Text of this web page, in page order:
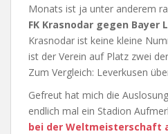
Monats ist ja unter anderem
FK Krasnodar gegen Bayer
Krasnodar ist keine kleine
ist der Verein auf Platz zwei
Zum Vergleich: Leverkusen
Gefreut hat mich die
endlich mal ein Stadion
bei der Weltmeisterschaft